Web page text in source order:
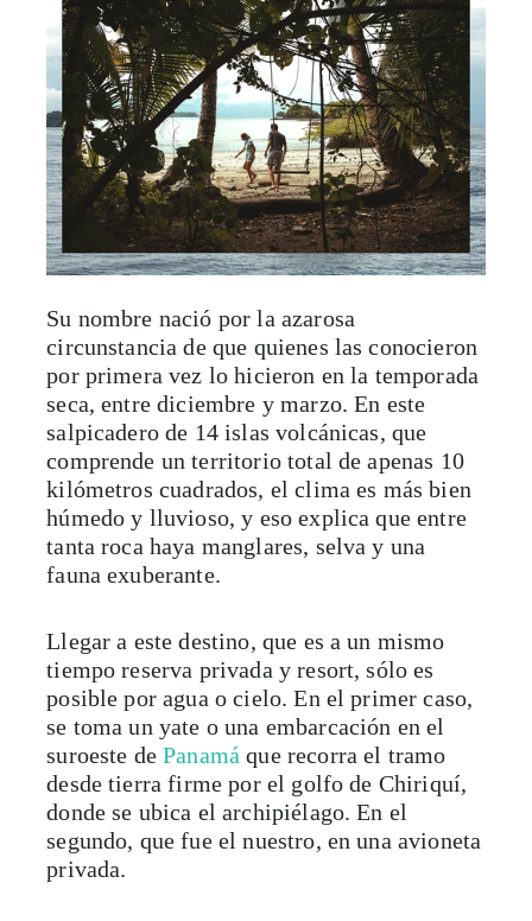
Su nombre nació por la azarosa
circunstancia de que quienes las conocieron
por primera vez lo hicieron en la temporada
seca, entre diciembre y marzo. En este
salpicadero de 14 islas volcánicas, que
comprende un territorio total de apenas 10
kilómetros cuadrados, el clima es más bien
húmedo y lluvioso, y eso explica que entre
tanta roca haya manglares, selva y una
fauna exuberante.
Llegar a este destino, que es a un mismo
tiempo reserva privada y resort, sólo es
posible por agua o cielo. En el primer caso,
se toma un yate o una embarcación en el
suroeste dePanamá que recorra el tramo
desde tierra firme por el golfo de Chiriquí,
donde se ubica el archipiélago. En el
segundo, que fue el nuestro, en una avioneta
privada.